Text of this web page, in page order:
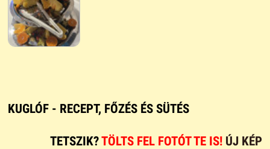
KUGLÓF - RECEPT, FŐZÉS ÉS SÜTÉS
TETSZIK?TÖLTS FEL FOTÓT TE IS! ÚJ KÉP